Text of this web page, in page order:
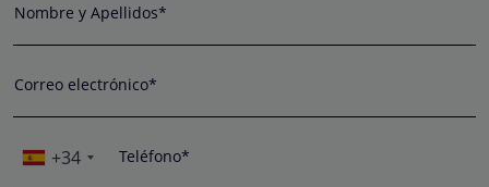
Nombre y Apellidos*
Correo electrónico*
+34 Teléfono*